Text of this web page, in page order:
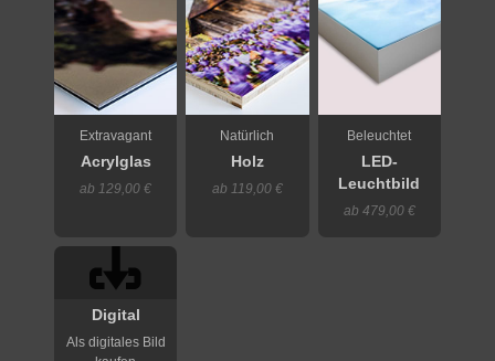
Extravagant
Acrylglas
ab 129,00 €
Natürlich
Holz
ab 119,00 €
Beleuchtet
LED-
Leuchtbild
ab 479,00 €
Digital
Als digitales Bild